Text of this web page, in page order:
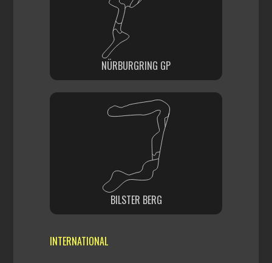
NÜRBURGRING GP
BILSTER BERG
INTERNATIONAL